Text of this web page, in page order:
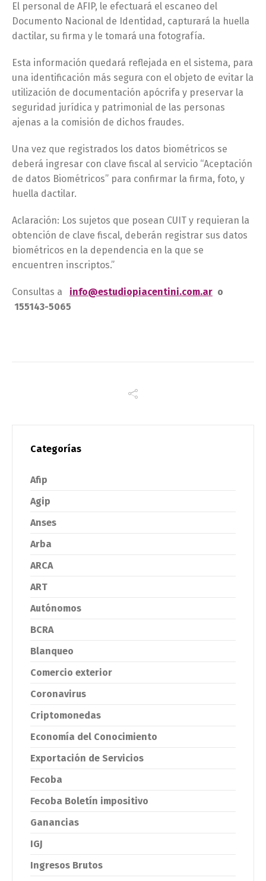
El personal de AFIP, le efectuará el escaneo del
Documento Nacional de Identidad, capturará la huella
dactilar, su firma y le tomará una fotografía.
Esta información quedará reflejada en el sistema, para
una identificación más segura con el objeto de evitar la
utilización de documentación apócrifa y preservar la
seguridad jurídica y patrimonial de las personas
ajenas a la comisión de dichos fraudes.
Una vez que registrados los datos biométricos se
deberá ingresar con clave fiscal al servicio “Aceptación
de datos Biométricos” para confirmar la firma, foto, y
huella dactilar.
Aclaración: Los sujetos que posean CUIT y requieran la
obtención de clave fiscal, deberán registrar sus datos
biométricos en la dependencia en la que se
encuentren inscriptos.”
Consultas a info@estudiopiacentini.com.ar o
155143-5065
Categorías
Afip
Agip
Anses
Arba
ARCA
ART
Autónomos
BCRA
Blanqueo
Comercio exterior
Coronavirus
Criptomonedas
Economía del Conocimiento
Exportación de Servicios
Fecoba
Fecoba Boletín impositivo
Ganancias
IGJ
Ingresos Brutos